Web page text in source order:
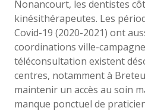
Nonancourt, les dentistes
kinésithérapeutes. Les
Covid-19 (2020-2021) ont
coordinations ville-
téléconsultation existent
centres, notamment à
maintenir un accès au soin
manque ponctuel de